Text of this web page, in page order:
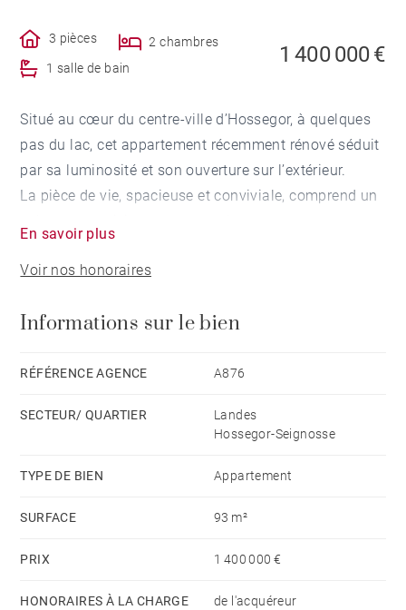
3 pièces
2 chambres
1 salle de bain
1 400 000 €
Situé au cœur du centre-ville d’Hossegor, à quelques
pas du lac, cet appartement récemment rénové séduit
par sa luminosité et son ouverture sur l’extérieur.
La pièce de vie, spacieuse et conviviale, comprend un
généreuse terrasse exposée sud-ouest, véritable atout
de l’appartement, offrant un ensoleillement optimal
naturellement l’espace de vie.
bain. L’appartement est entièrement climatisé.
En savoir plus
Voir nos honoraires
Informations sur le bien
RÉFÉRENCE AGENCE A876
SECTEUR/ QUARTIER
Landes
Hossegor-Seignosse
TYPE DE BIEN Appartement
SURFACE 93 m²
PRIX 1 400 000 €
HONORAIRES À LA CHARGE de l'acquéreur